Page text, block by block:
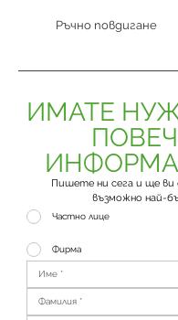
Ръчно повдигане
ИМАТЕ
Пишете ни сега и ще
възможно най-
Частно лице
Фирма